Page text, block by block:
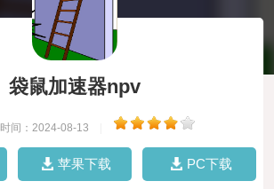
袋鼠加速器npv
时间：2024-08-13
苹果下载 PC下载